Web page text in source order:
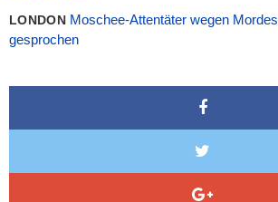
LONDON Moschee-Attentäter wegen
gesprochen